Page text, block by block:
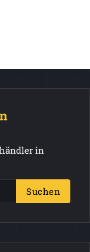
in
Suchen